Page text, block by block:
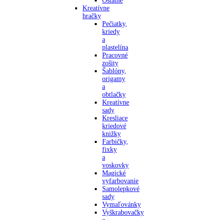
Kreatívne
hračky
Pečiatky,
kriedy
a
plastelína
Pracovné
zošity
Šablóny,
origamy
a
obtlačky
Kreatívne
sady
Kresliace
kriedové
knižky
Farbičky,
fixky
a
voskovky
Magické
vyfarbovanie
Samolepkové
sady
Vymaľovánky
Vyškrabovačky